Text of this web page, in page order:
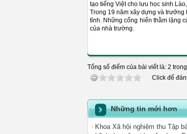
tạo tiếng Việt cho lưu học sinh
Trong 19 năm xây dựng và
tỉnh. Những cống hiến thầm lặng
của nhà trường.
Tổng số điểm của bài viết là: 2
Click để
Những tin mới hơn
Khoa Xã hội nghiệm thu Tập